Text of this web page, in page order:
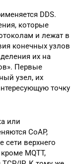
DDS.
которые
и лежат в
конечных узлов
их на
Первые
узел, их
точку
или
CoAP,
сети верхнего
MQTT,